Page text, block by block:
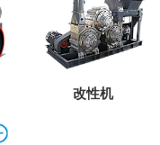
改性机